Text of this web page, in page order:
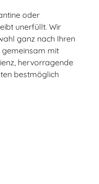
oder
unerfüllt. Wir
ganz nach Ihren
gemeinsam mit
hervorragende
bestmöglich